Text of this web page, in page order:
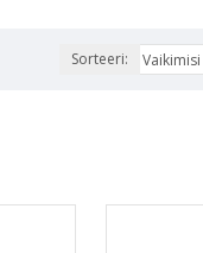
Sorteeri: